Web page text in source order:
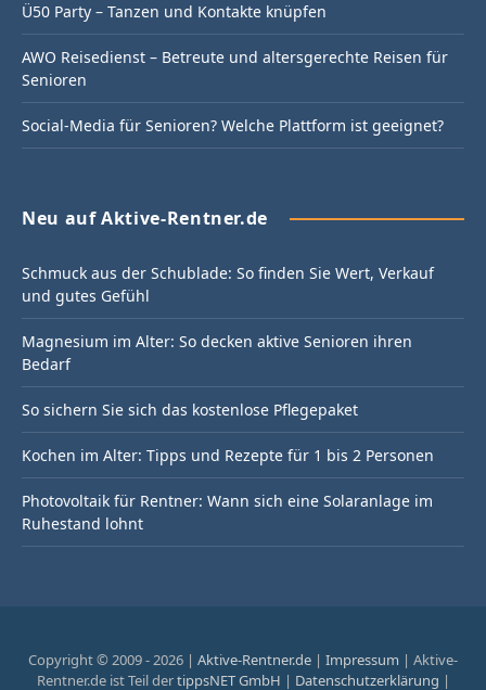
Ü50 Party – Tanzen und Kontakte knüpfen
AWO Reisedienst – Betreute und altersgerechte Reisen für
Senioren
Social-Media für Senioren? Welche Plattform ist geeignet?
Neu auf Aktive-Rentner.de
Schmuck aus der Schublade: So finden Sie Wert, Verkauf
und gutes Gefühl
Magnesium im Alter: So decken aktive Senioren ihren
Bedarf
So sichern Sie sich das kostenlose Pflegepaket
Kochen im Alter: Tipps und Rezepte für 1 bis 2 Personen
Photovoltaik für Rentner: Wann sich eine Solaranlage im
Ruhestand lohnt
Copyright © 2009 - 2026 | Aktive-Rentner.de | Impressum | Aktive-
Rentner.de ist Teil dertippsNET GmbH | Datenschutzerklärung |